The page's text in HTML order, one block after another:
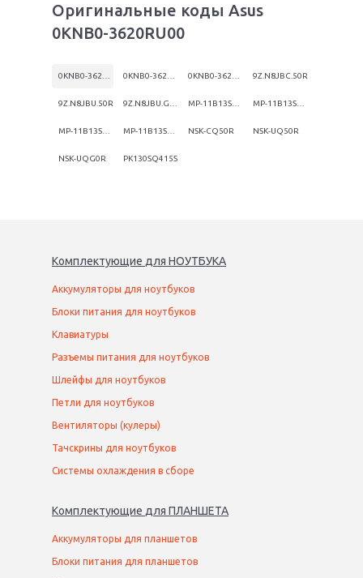
Оригинальные коды Asus
0KNB0-3620RU00
9Z.N8JBC.50R
9Z.N8JBU.50R
NSK-CQ50R NSK-UQ50R
NSK-UQG0R PK130SQ415S
Комплектующие для НОУТБУКА
Аккумуляторы для ноутбуков
Блоки питания для ноутбуков
Клавиатуры
Разъемы питания для ноутбуков
Шлейфы для ноутбуков
Петли для ноутбуков
Вентиляторы (кулеры)
Тачскрины для ноутбуков
Системы охлаждения в сборе
Комплектующие для ПЛАНШЕТА
Аккумуляторы для планшетов
Блоки питания для планшетов